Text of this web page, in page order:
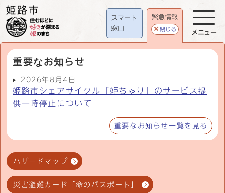
スマート
窓口
緊急情報
閉じる
重要なお知らせ
2026年8月4日
姫路市シェアサイクル「姫ちゃり」のサービス提
供一時停止について
重要なお知らせ一覧を見る
ハザードマップ
災害避難カード「命のパスポート」
メニュー